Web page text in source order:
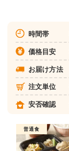
時間帯
価格目安
お届け方法
注文単位
安否確認
普通食